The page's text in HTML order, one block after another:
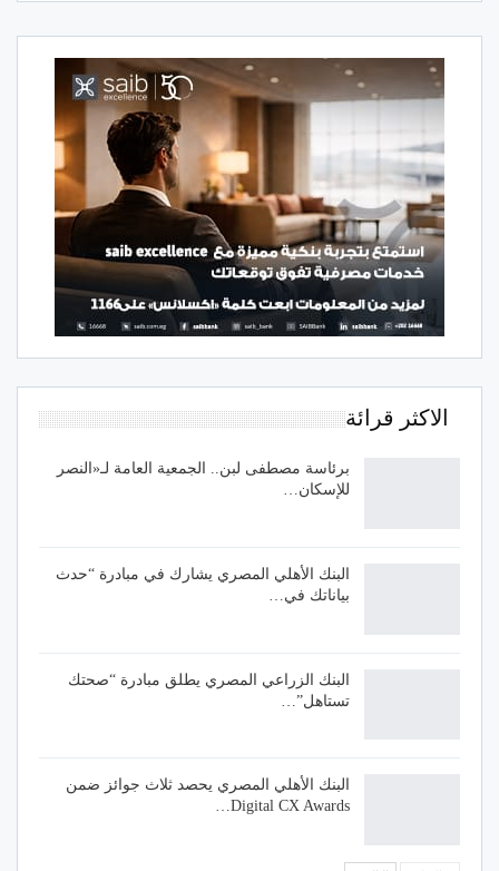
الاكثر قرائة
برئاسة مصطفى لبن.. الجمعية العامة لـ«النصر
للإسكان…
البنك الأهلي المصري يشارك في مبادرة “حدث
بياناتك في…
البنك الزراعي المصري يطلق مبادرة “صحتك
تستاهل”…
البنك الأهلي المصري يحصد ثلاث جوائز ضمن
Digital CX Awards…